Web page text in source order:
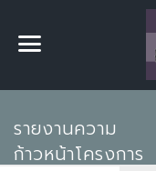
รายงานความ
ก้าวหน้าโครงการ